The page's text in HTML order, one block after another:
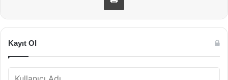
Kayıt Ol